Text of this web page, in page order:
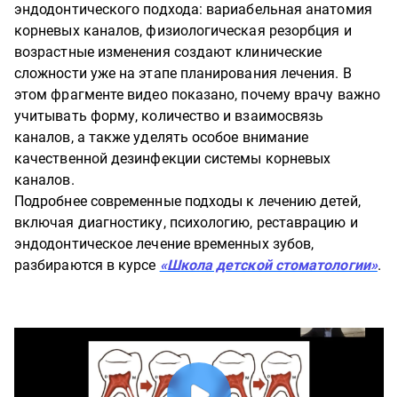
эндодонтического подхода: вариабельная анатомия
корневых каналов, физиологическая резорбция и
возрастные изменения создают клинические
сложности уже на этапе планирования лечения. В
этом фрагменте видео показано, почему врачу важно
учитывать форму, количество и взаимосвязь
каналов, а также уделять особое внимание
качественной дезинфекции системы корневых
каналов.
Подробнее современные подходы к лечению детей,
включая диагностику, психологию, реставрацию и
эндодонтическое лечение временных зубов,
разбираются в курсе «Школа детской стоматологии».